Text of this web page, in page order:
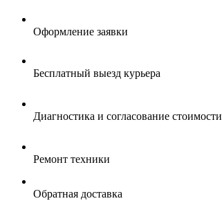
Оформление заявки
Бесплатный выезд курьера
Диагностика и согласование стоимости
Ремонт техники
Обратная доставка